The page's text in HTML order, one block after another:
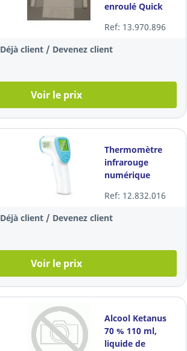
enroulé Quick
la boîte de 20
pièces
Ref: 13.970.896
Déjà client / Devenez client
Voir le prix
Thermomètre
infrarouge
numérique
Ref: 12.832.016
Déjà client / Devenez client
Voir le prix
Alcool Ketanus
70 % 110 ml,
liquide de